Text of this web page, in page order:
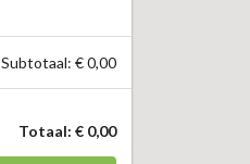
Subtotaal: € 0,00
Totaal: € 0,00